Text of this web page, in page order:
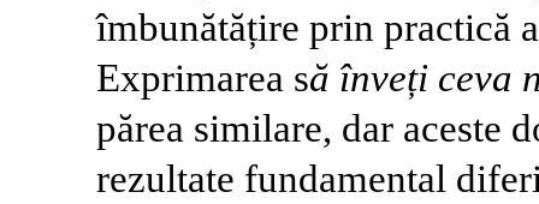
îmbunătățire prin practică
Exprimarea să înveți ceva
părea similare, dar aceste
rezultate fundamental